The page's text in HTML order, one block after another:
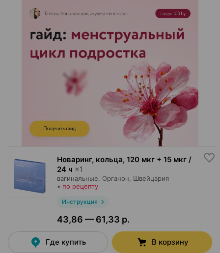
Новаринг, кольца, 120 мкг + 15 мкг /
24 ч ×1
вагинальные, Органон , Швейцария
• по рецепту
Инструкция
43,86 — 61,33 р.
Где купить В корзину